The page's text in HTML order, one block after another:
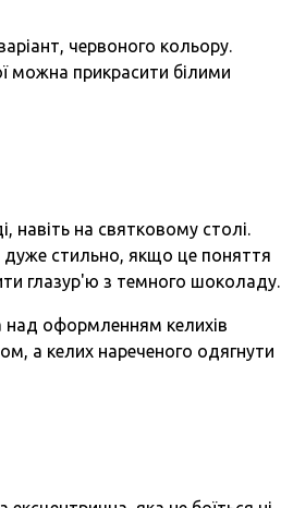
червоного кольору.
можна прикрасити білими
навіть на святковому столі.
дуже стильно, якщо це поняття
глазур'ю з темного шоколаду.
оформленням келихів
а келих нареченого одягнути